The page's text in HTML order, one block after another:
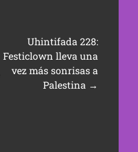
Uhintifada 228:
Festiclown lleva una
vez más sonrisas a
Palestina →